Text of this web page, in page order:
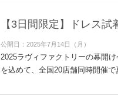
【3日間限定】ドレス
公開日：2025年7月14日（月）
2025ラヴィファクトリーの幕開
を込めて、全国20店舗同時開催